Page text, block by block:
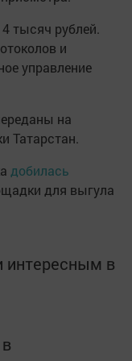
тысяч рублей.
и
управление
на
Татарстан.
добилась
для выгула
в